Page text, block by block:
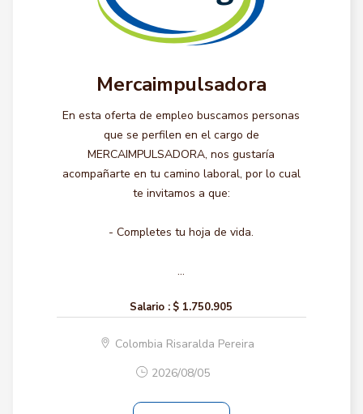
Mercaimpulsadora
En esta oferta de empleo buscamos personas
que se perfilen en el cargo de
MERCAIMPULSADORA, nos gustaría
acompañarte en tu camino laboral, por lo cual
te invitamos a que:
- Completes tu hoja de vida.
...
Salario : $ 1.750.905
Colombia Risaralda Pereira
2026/08/05